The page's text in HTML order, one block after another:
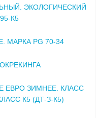
ЭКОЛОГИЧЕСКИЙ
К5
PG 70-34
ЕВРО ЗИМНЕЕ. КЛАСС
К5 (ДТ-З-К5)